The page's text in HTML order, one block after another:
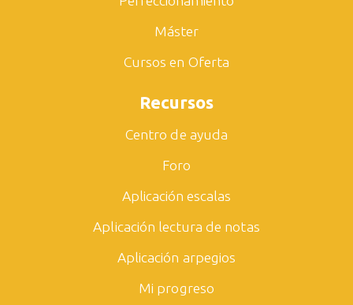
Máster
Cursos en Oferta
Recursos
Centro de ayuda
Foro
Aplicación escalas
Aplicación lectura de notas
Aplicación arpegios
Mi progreso